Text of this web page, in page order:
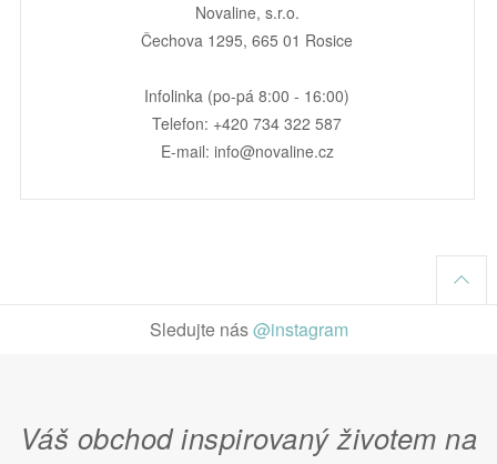
Novaline, s.r.o.
Čechova 1295, 665 01 Rosice
Infolinka (po-pá 8:00 - 16:00)
Telefon: +420 734 322 587
E-mail: info@novaline.cz
Sledujte nás@instagram
Váš obchod inspirovaný životem na